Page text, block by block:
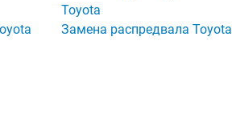
Toyota
Замена распредвала Toyota